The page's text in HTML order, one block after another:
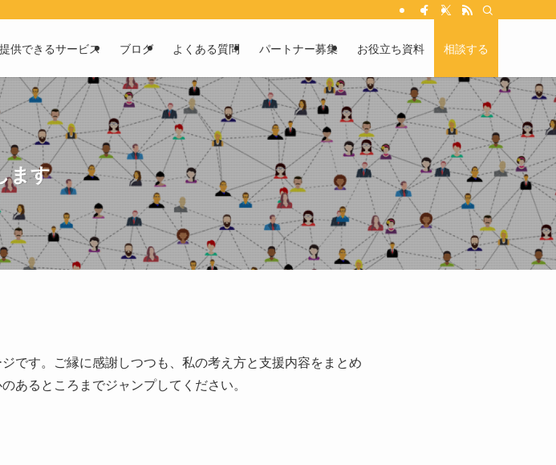
提供できるサービス ブログ よくある質問 パートナー募集 お役立ち資料 相談する
ます
です。ご縁に感謝しつつも、私の考え方と支援内容をまとめ
あるところまでジャンプしてください。